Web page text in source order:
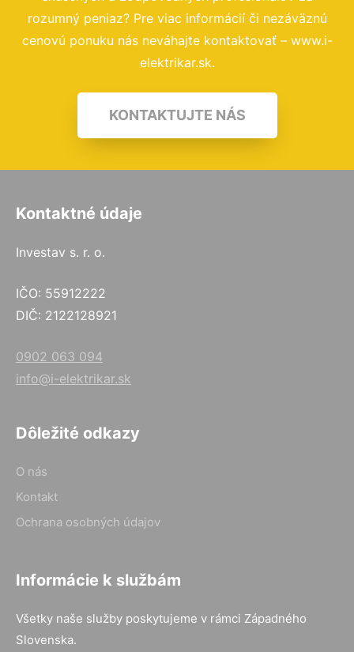
rozumný peniaz? Pre viac informácií či nezáväznú
cenovú ponuku nás neváhajte kontaktovať – www.i-
elektrikar.sk.
KONTAKTUJTE NÁS
Kontaktné údaje
Investav s. r. o.
IČO: 55912222
DIČ: 2122128921
0902 063 094
info@i-elektrikar.sk
Dôležité odkazy
O nás
Kontakt
Ochrana osobných údajov
Informácie k službám
Všetky naše služby poskytujeme v rámci Západného
Slovenska.